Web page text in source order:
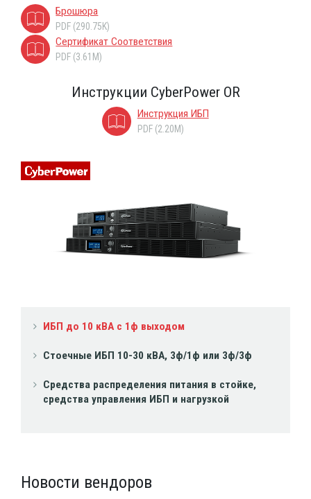
ИБП до 10 кВА с 1ф выходом
Стоечные ИБП 10-30 кВА, 3ф/1ф или 3ф/3ф
Средства распределения питания в стойке,
средства управления ИБП и нагрузкой
Новости вендоров
Брошюра
PDF (290.75K)
Сертификат Соответствия
PDF (3.61M)
Инструкции CyberPower OR
Инструкция ИБП
PDF (2.20M)